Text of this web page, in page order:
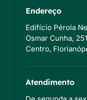
Endereço
Edifício Pérola
Osmar Cunha,
Centro,
Atendimento